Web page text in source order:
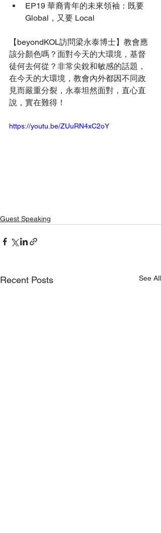
EP19 華裔青年的未來領袖：既要
Global，又要 Local
【beyondKOL訪問梁永泰博士】教會應
該分顏色嗎？面對今天的大環境，基督
徒何去何從？非常尖銳和敏感的話題，
在今天的大環境，教會內外都因不同政
見而嚴重分裂，永泰坦然面對，直心直
說，實在難得！
https://youtu.be/ZUuRN4xC2oY
Guest Speaking
Recent Posts See All